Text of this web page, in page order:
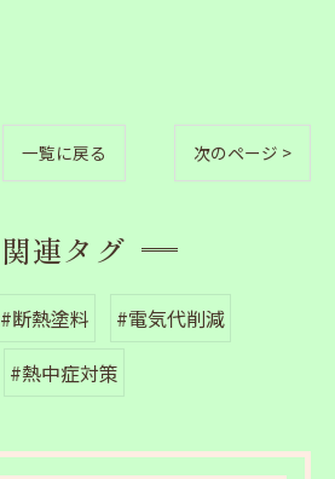
一覧に戻る 次のページ >
関連タグ
#断熱塗料
#電気代削減
#熱中症対策